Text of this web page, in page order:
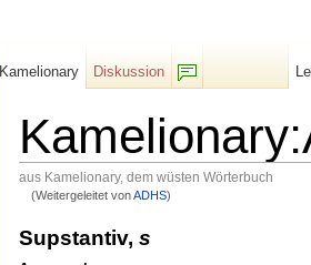
aus Kamelionary, dem wüsten Wörterbuch
(Weitergeleitet vonADHS)
Supstantiv, s
Kamelionary
Diskussion